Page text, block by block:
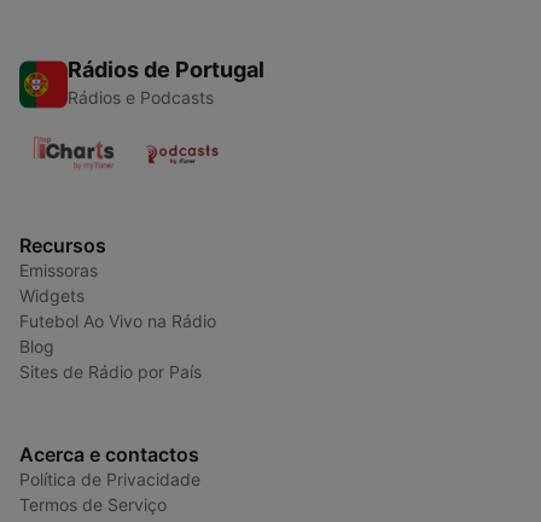
Rádios de Portugal
Rádios e Podcasts
Recursos
Emissoras
Widgets
Futebol Ao Vivo na Rádio
Blog
Sites de Rádio por País
Acerca e contactos
Política de Privacidade
Termos de Serviço